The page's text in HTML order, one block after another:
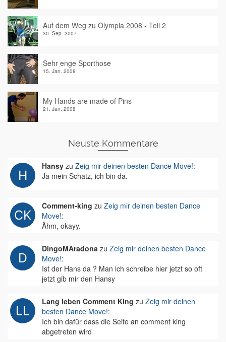
Auf dem Weg zu Olympia 2008 - Teil 2
30. Sep. 2007
Sehr enge Sporthose
15. Jan. 2008
My Hands are made of Pins
21. Jan. 2008
Neuste Kommentare
Hansy zu Zeig mir deinen besten Dance Move!:
Ja mein Schatz, ich bin da.
Comment-king zu Zeig mir deinen besten Dance
Move!:
Ähm, okayy.
DingoMAradona zu Zeig mir deinen besten Dance
Move!:
Ist der Hans da ? Man ich schreibe hier jetzt so oft
jetzt gib mir den Hansy
Lang leben Comment King zu Zeig mir deinen
besten Dance Move!:
Ich bin dafür dass die Seite an comment king
abgetreten wird